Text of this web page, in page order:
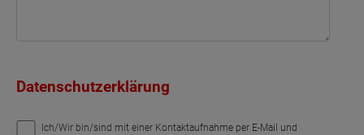
Datenschutzerklärung
Ich/Wir bin/sind mit einer Kontaktaufnahme per E-Mail und